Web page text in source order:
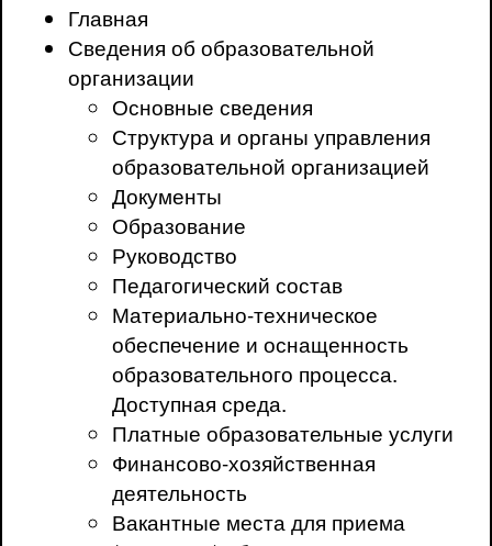
Главная
Сведения об образовательной
организации
Основные сведения
Структура и органы управления
образовательной организацией
Документы
Образование
Руководство
Педагогический состав
Материально-техническое
обеспечение и оснащенность
образовательного процесса.
Доступная среда.
Платные образовательные услуги
Финансово-хозяйственная
деятельность
Вакантные места для приема